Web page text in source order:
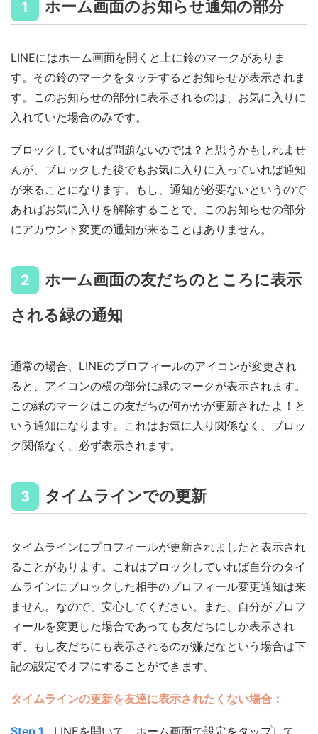
1 ホーム画面のお知らせ通知の部分
LINEにはホーム画面を開くと上に鈴のマークがありま
す。その鈴のマークをタッチするとお知らせが表示されま
す。このお知らせの部分に表示されるのは、お気に入りに
入れていた場合のみです。
ブロックしていれば問題ないのでは？と思うかもしれませ
んが、ブロックした後でもお気に入りに入っていれば通知
が来ることになります。もし、通知が必要ないというので
あればお気に入りを解除することで、このお知らせの部分
にアカウント変更の通知が来ることはありません。
2
ホーム画面の友だちのところに表示
される緑の通知
通常の場合、LINEのプロフィールのアイコンが変更され
ると、アイコンの横の部分に緑のマークが表示されます。
この緑のマークはこの友だちの何かかが更新されたよ！と
いう通知になります。これはお気に入り関係なく、ブロッ
ク関係なく、必ず表示されます。
3 タイムラインでの更新
タイムラインにプロフィールが更新されましたと表示され
ることがあります。これはブロックしていれば自分のタイ
ムラインにブロックした相手のプロフィール変更通知は来
ません。なので、安心してください。また、自分がプロフ
ィールを変更した場合であっても友だちにしか表示され
ず、もし友だちにも表示されるのが嫌だなという場合は下
記の設定でオフにすることができます。
タイムラインの更新を友達に表示されたくない場合：